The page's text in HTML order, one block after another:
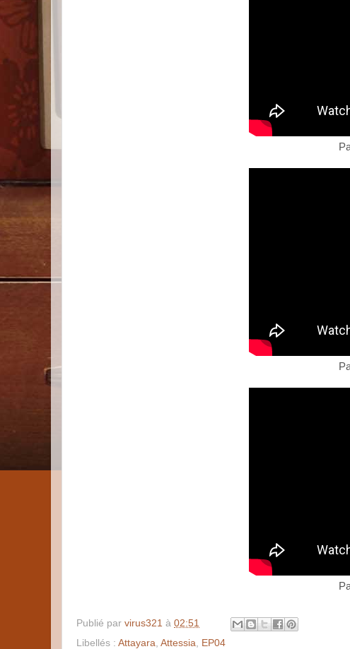
Publié par virus321 à 02:51
Libellés : Attayara Attessia EP04